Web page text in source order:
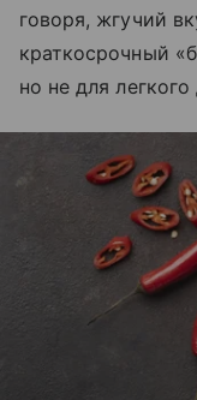
говоря, жгучий
краткосрочный
но не для